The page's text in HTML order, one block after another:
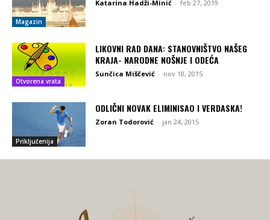
Magazin
Katarina Hadži-Minić - feb 27, 2019
Otvorena vrata
LIKOVNI RAD DANA: STANOVNIŠTVO NAŠEG
KRAJA- NARODNE NOŠNJE I ODEĆA
Sunčica Miščević - nov 18, 2015
Priključenija
ODLIČNI NOVAK ELIMINISAO I VERDASKA!
Zoran Todorović - jan 24, 2015